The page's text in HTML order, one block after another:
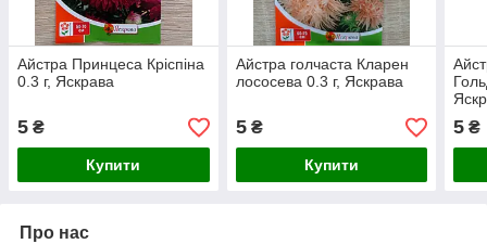
Айстра Принцеса Кріспіна
0.3 г, Яскрава
5 ₴
Купити
Айстра голчаста Кларен
лососева 0.3 г, Яскрава
5₴
Купити
5 ₴
Про нас